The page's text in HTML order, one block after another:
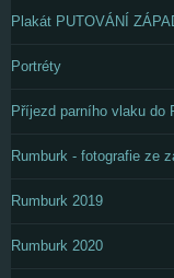
Plakát PUTOVÁNÍ
Portréty
Příjezd parního vlaku do
Rumburk - fotografie ze
Rumburk 2019
Rumburk 2020